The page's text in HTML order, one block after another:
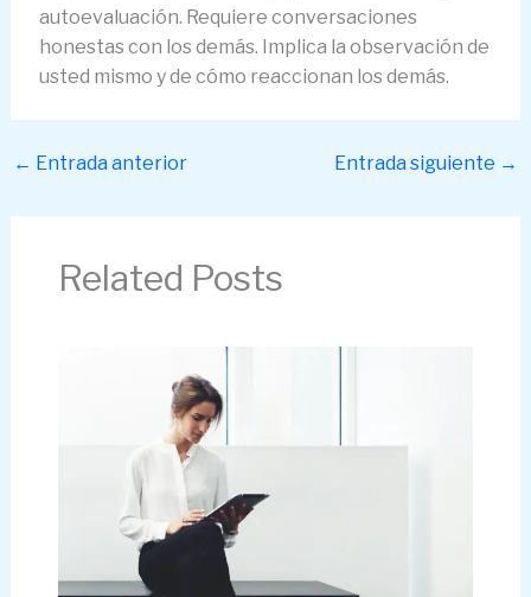
autoevaluación. Requiere conversaciones
honestas con los demás. Implica la observación de
usted mismo y de cómo reaccionan los demás.
← Entrada anterior Entrada siguiente →
Related Posts